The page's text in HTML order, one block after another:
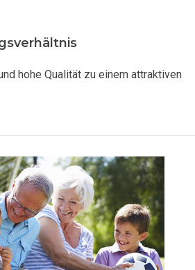
hohe Qualität zu einem attraktiven